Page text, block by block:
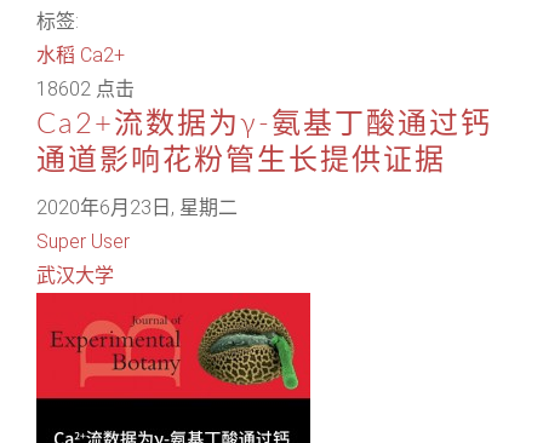
标签:
水稻 Ca2+
18602 点击
Ca2+流数据为γ-氨基丁酸通过钙
通道影响花粉管生长提供证据
2020年6月23日, 星期二
Super User
武汉大学